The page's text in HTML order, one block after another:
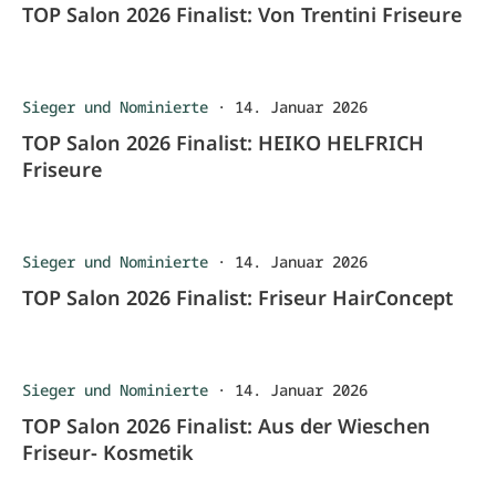
TOP Salon 2026 Finalist: Von Trentini Friseure
Sieger und Nominierte · 14. Januar 2026
TOP Salon 2026 Finalist: HEIKO HELFRICH
Friseure
Sieger und Nominierte · 14. Januar 2026
TOP Salon 2026 Finalist: Friseur HairConcept
Sieger und Nominierte · 14. Januar 2026
TOP Salon 2026 Finalist: Aus der Wieschen
Friseur- Kosmetik